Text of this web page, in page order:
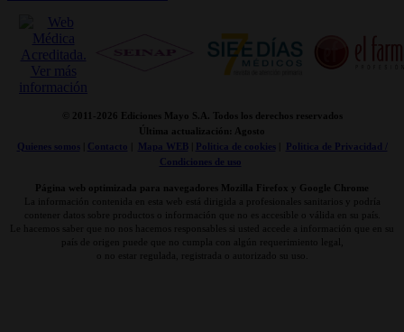
© 2011- 2026 Ediciones Mayo S.A. Todos los derechos reservados
Última actualización: Agosto
Quienes somos| Contacto Mapa WEB| Politica de cookies|
Politica de Privacidad /
Condiciones de uso
Página web optimizada para navegadores Mozilla Firefox y Google Chrome
La información contenida en esta web está dirigida a profesionales sanitarios y podría
contener datos sobre productos o información que no es accesible o válida en su país.
Le hacemos saber que no nos hacemos responsables si usted accede a información que en su
país de origen puede que no cumpla con algún requerimiento legal,
o no estar regulada, registrada o autorizado su uso.